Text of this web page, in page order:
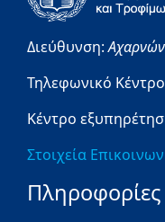
Διεύθυνση:
Τηλεφωνικό
Κέντρο
Στοιχεία
Πληροφορίες